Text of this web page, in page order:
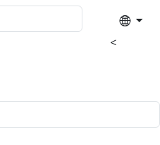
<